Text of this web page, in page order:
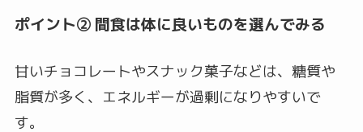
ポイント② 間食は体に良いものを選んでみる
甘いチョコレートやスナック菓子などは、糖質や
脂質が多く、エネルギーが過剰になりやすいで
す。